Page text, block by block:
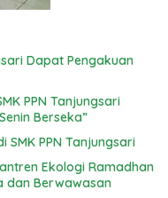
PPN Tanjungsari
Berseka”
SMK PPN Tanjungsari
Ekologi Ramadhan
dan Berwawasan